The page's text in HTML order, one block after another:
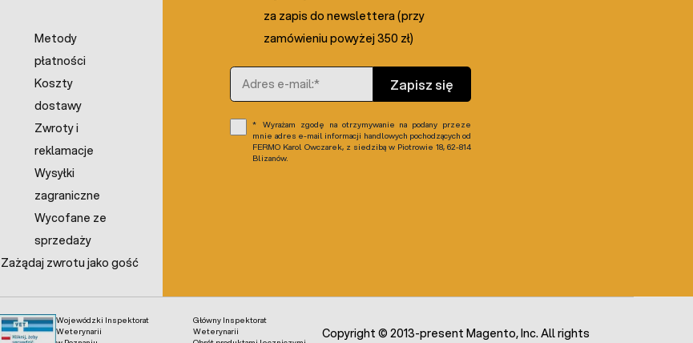
Metody
płatności
Koszty
dostawy
Zwroty i
reklamacje
Wysyłki
zagraniczne
Wycofane ze
sprzedaży
Zażądaj zwrotu jako gość
za zapis do newslettera (przy
zamówieniu powyżej 350 zł)
Adres e-mail
Zapisz się
Wyrażam zgodę na otrzymywanie na podany przeze
mnie adres e-mail informacji handlowych pochodzących od
FERMO Karol Owczarek, z siedzibą w Piotrowie 18, 62-814
Blizanów.
Wojewódzki Inspektorat
Weterynarii
Główny Inspektorat
Weterynarii
Copyright © 2013-present Magento, Inc. All rights